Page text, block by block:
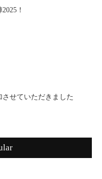
！
させていただきました